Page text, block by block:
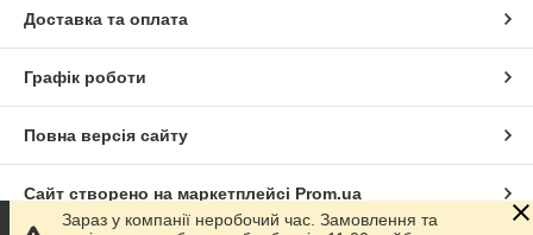
Доставка та оплата
Графік роботи
Повна версія сайту
Сайт створено на маркетплейсі Prom.ua
Зараз у компанії неробочий час. Замовлення та